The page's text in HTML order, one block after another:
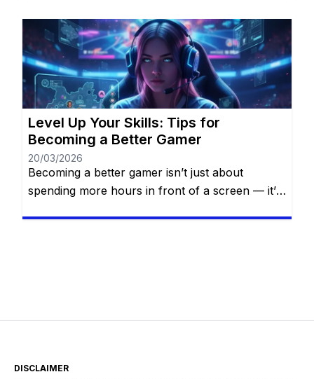
what makes the difference between an average
experience and an unforgettable one. With
Robux, you can: ✅ Buy exclusive outfits and
accessories to make […]
Level Up Your Skills: Tips for
Becoming a Better Gamer
20/03/2026
Becoming a better gamer isn’t just about
spending more hours in front of a screen — it’s
mindset. In […]
DISCLAIMER